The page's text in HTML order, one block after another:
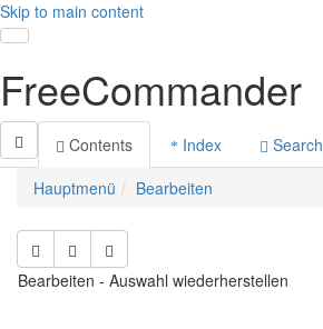
Skip to main content
Toggle navigation
FreeCommander
Contents Index
Search
Hauptmenü
Bearbeiten
Bearbeiten - Auswahl wiederherstellen